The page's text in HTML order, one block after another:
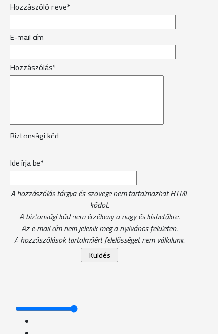
Hozzászóló neve*
E-mail cím
Hozzászólás*
Biztonsági kód
Ide írja be*
A hozzászólás tárgya és szövege nem tartalmazhat HTML
kódot.
A biztonsági kód nem érzékeny a nagy és kisbetűkre.
Az e-mail cím nem jelenik meg a nyilvános felületen.
A hozzászólások tartalmáért felelősséget nem vállalunk.